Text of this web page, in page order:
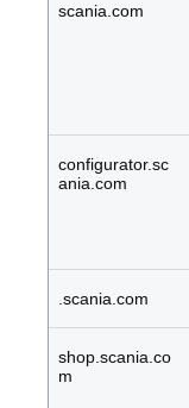
scania.com
configurator.sc
ania.com
.scania.com
shop.scania.co
m